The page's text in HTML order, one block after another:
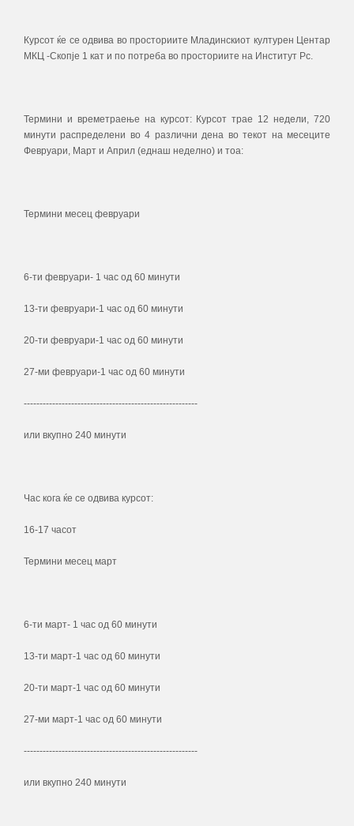
Курсот ќе се одвива во просториите Младинскиот културен Центар
МКЦ -Скопје 1 кат и по потреба во просториите на Институт Рс.
Термини и времетраење на курсот: Курсот трае 12 недели, 720
минути распределени во 4 различни дена во текот на месеците
Февруари, Март и Април (еднаш неделно) и тоа:
Термини месец февруари
6-ти февруари- 1 час од 60 минути
13-ти февруари-1 час од 60 минути
20-ти февруари-1 час од 60 минути
27-ми февруари-1 час од 60 минути
-------------------------------------------------------
или вкупно 240 минути
Час кога ќе се одвива курсот:
16-17 часот
Термини месец март
6-ти март- 1 час од 60 минути
13-ти март-1 час од 60 минути
20-ти март-1 час од 60 минути
27-ми март-1 час од 60 минути
-------------------------------------------------------
или вкупно 240 минути